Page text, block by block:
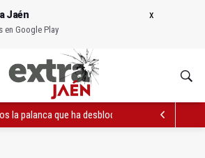
Jaén
en Google Play
la palanca que ha desbloqueado proyectos